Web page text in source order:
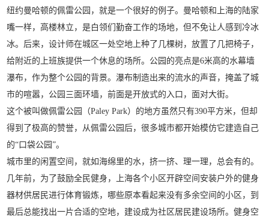
纽约曼哈顿的佩雷公园，就是一个很好的例子。曼哈顿和上海的陆家
嘴一样，高楼林立，是白领们勤奋工作的场地，但不免让人感到冷冰
冰。后来，设计师在城区一处空地上种了几棵树，放置了几把椅子，
给附近的上班族提供一个休息的场所。公园的亮点是6米高的水幕墙
瀑布，作为整个公园的背景。瀑布制造出来的流水的声音，掩盖了城
市的喧嚣，公园三面环墙，前面是开放式的入口，面对大街。
这个被叫做佩雷公园（Paley Park）的地方虽然只有390平方米，但却
得到了极高的赞誉，从佩雷公园后，很多城市都开始模仿它建造自己
的“口袋公园”。
城市里的闲置空间，就如海绵里的水，挤一挤、理一理，总会有的。
几年前，为了鼓励全民健身，上海各个小区开辟空间安装户外的健身
器材供居民进行体育锻炼，哪些原本看起来没有多余空间的小区，到
最后总能找出一片合适的空地，建设成为社区居民建设场所。健身空